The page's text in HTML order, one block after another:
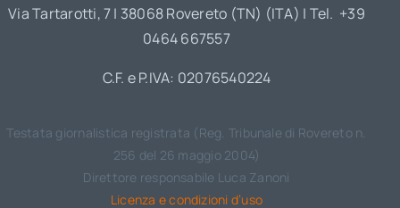
Via Tartarotti, 7 | 38068 Rovereto (TN) (ITA) | Tel. +39
0464 667557
C.F. e P.IVA: 02076540224
Testata giornalistica registrata (Reg. Tribunale di Rovereto n.
256 del 26 maggio 2004)
Direttore responsabile Luca Zanoni
Licenza e condizioni d’uso